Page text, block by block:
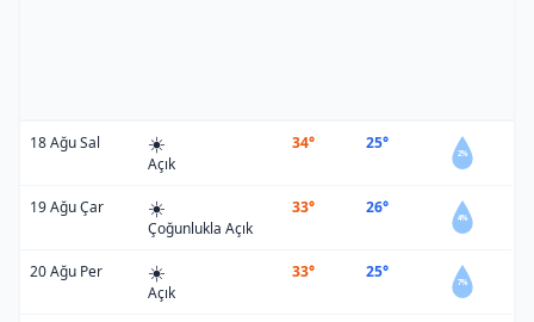
18 Ağu Sal ☀️
Açık
34° 25°
2%
19 Ağu Çar ☀️
Çoğunlukla Açık
33° 26°
4%
20 Ağu Per ☀️
Açık
33° 25°
7%